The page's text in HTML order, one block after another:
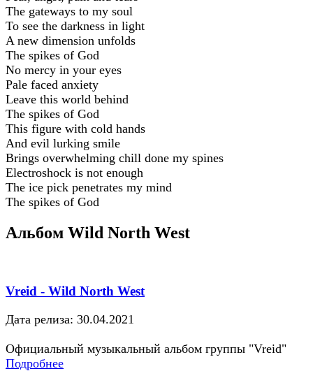
The gateways to my soul
To see the darkness in light
A new dimension unfolds
The spikes of God
No mercy in your eyes
Pale faced anxiety
Leave this world behind
The spikes of God
This figure with cold hands
And evil lurking smile
Brings overwhelming chill done my spines
Electroshock is not enough
The ice pick penetrates my mind
The spikes of God
Альбом Wild North West
Vreid - Wild North West
Дата релиза: 30.04.2021
Официальный музыкальный альбом группы "Vreid"
Подробнее